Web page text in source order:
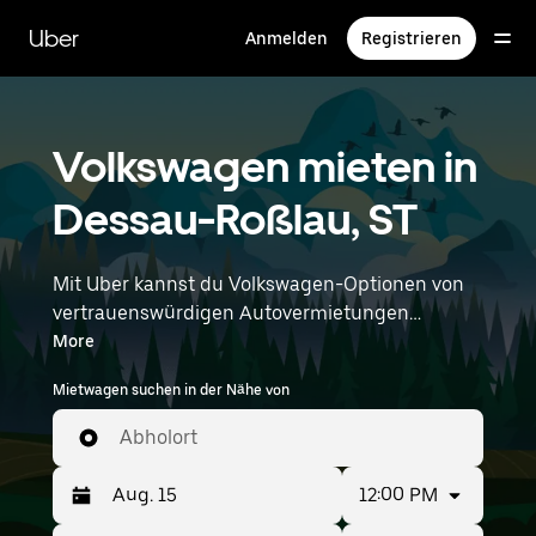
zum
Hauptinhalt
Uber Anmelden Registrieren
Volkswagen mieten in
Dessau-Roßlau, ST
Mit Uber kannst du Volkswagen-Optionen von
vertrauenswürdigen Autovermietungen
durchstöbern. Finde den richtigen Leihwagen
von Volkswagen für Besorgungen, Roadtrips
oder tägliche Fahrten. Egal, ob du Preis, Größe
oder Stil priorisierst: Hier findest du Optionen,
die deinen Wünschen entsprechen. Gib deine
Zeit- und Standortangaben (z. B. Leipzig Halle
Airport) ein, um Volkswagen-Vermietungen in
More
Mietwagen suchen in der Nähe von
Abholort
12:00 PM